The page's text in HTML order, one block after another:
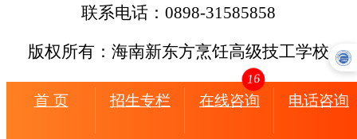
联系电话：0898-31585858
版权所有：海南新东方烹饪高级技工学校
首 页 招生专栏 在线咨询
16
电话咨询